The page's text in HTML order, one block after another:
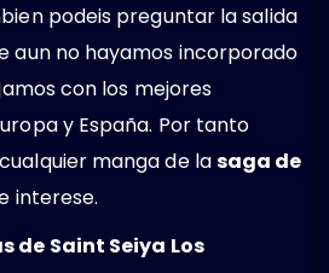
podeis preguntar la salida
aun no hayamos incorporado
con los mejores
y España. Por tanto
manga de lasaga de
interese.
de Saint Seiya Los